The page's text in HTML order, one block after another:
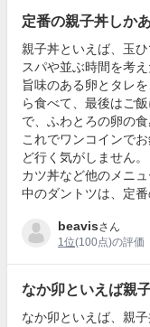
定番の親子丼しか
親子丼といえば、玉
スパや並ぶ時間を考
旨味のある卵とタレ
ら食べて、最後はご
で、ふわとろの卵の食
これでワンコインで
ど行く気がしません。
カツ丼など他のメニ
中のダントツは、定番
beavisさん
1位(100点)の評価
なか卯といえば親
なか卯といえば、親